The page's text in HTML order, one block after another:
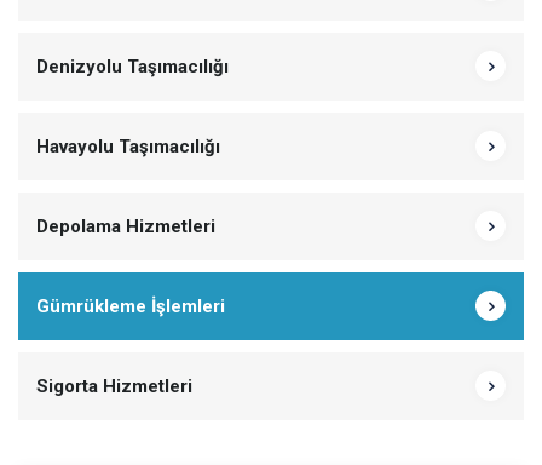
Denizyolu Taşımacılığı
Havayolu Taşımacılığı
Depolama Hizmetleri
Gümrükleme İşlemleri
Sigorta Hizmetleri